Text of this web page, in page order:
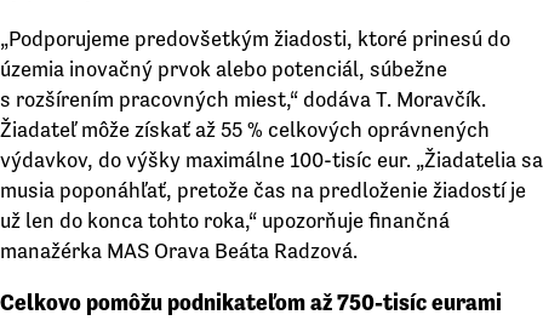
„Podporujeme predovšetkým žiadosti, ktoré prinesú do
územia inovačný prvok alebo potenciál, súbežne
s rozšírením pracovných miest,“ dodáva T. Moravčík.
Žiadateľ môže získať až 55 % celkových oprávnených
výdavkov, do výšky maximálne 100-tisíc eur. „Žiadatelia sa
musia poponáhľať, pretože čas na predloženie žiadostí je
už len do konca tohto roka,“ upozorňuje finančná
manažérka MAS Orava Beáta Radzová.
Celkovo pomôžu podnikateľom až 750-tisíc eurami